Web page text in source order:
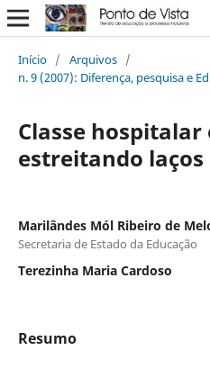
Início / Arquivos /
n. 9 (2007): Diferença, pesquisa e
Classe
estreitando laços
Marilândes Mól Ribeiro de
Secretaria de Estado da Educação
Terezinha Maria Cardoso
Resumo